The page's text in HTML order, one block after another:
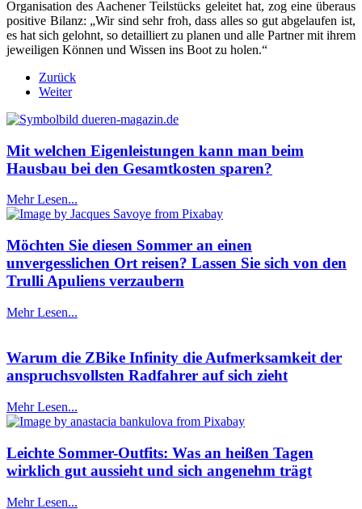
Organisation des Aachener Teilstücks geleitet hat, zog eine überaus
positive Bilanz: „Wir sind sehr froh, dass alles so gut abgelaufen ist,
es hat sich gelohnt, so detailliert zu planen und alle Partner mit ihrem
jeweiligen Können und Wissen ins Boot zu holen.“
Zurück
Weiter
Mit welchen Eigenleistungen kann man beim
Hausbau bei den Gesamtkosten sparen?
Mehr Lesen...
Möchten Sie diesen Sommer an einen
unvergesslichen Ort reisen? Lassen Sie sich von den
Trulli Apuliens verzaubern
Mehr Lesen...
Warum die ZBike Infinity die Aufmerksamkeit der
anspruchsvollsten Radfahrer auf sich zieht
Mehr Lesen...
Leichte Sommer-Outfits: Was an heißen Tagen
wirklich gut aussieht und sich angenehm trägt
Mehr Lesen...